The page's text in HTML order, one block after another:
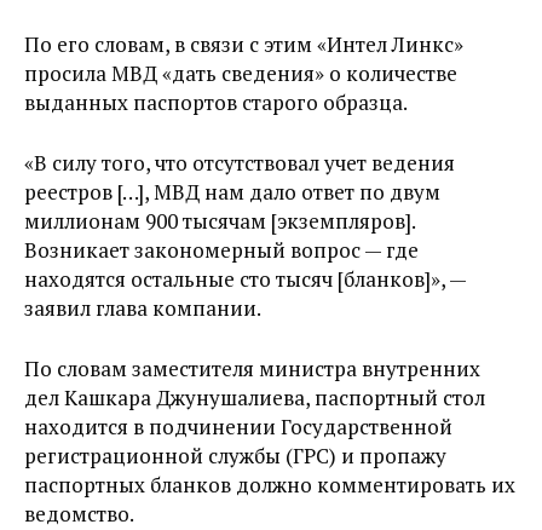
По его словам, в связи с этим «Интел Линкс»
просила МВД «дать сведения» о количестве
выданных паспортов старого образца.
«В силу того, что отсутствовал учет ведения
реестров […], МВД нам дало ответ по двум
миллионам 900 тысячам [экземпляров].
Возникает закономерный вопрос — где
находятся остальные сто тысяч [бланков]», —
заявил глава компании.
По словам заместителя министра внутренних
дел Кашкара Джунушалиева, паспортный стол
находится в подчинении Государственной
регистрационной службы (ГРС) и пропажу
паспортных бланков должно комментировать их
ведомство.